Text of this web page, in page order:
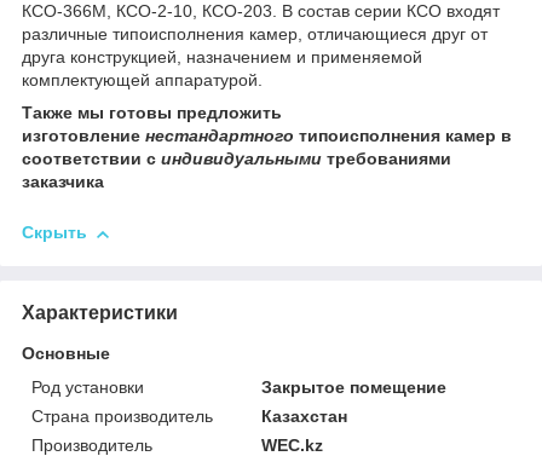
КСО-366М, КСО-2-10, КСО-203. В состав серии КСО входят
различные типоисполнения камер, отличающиеся друг от
друга конструкцией, назначением и применяемой
комплектующей аппаратурой.
Также мы готовы предложить
изготовление нестандартного типоисполнения камер в
соответствии с индивидуальными требованиями
заказчика
Скрыть
Характеристики
Основные
Род установки
Закрытое помещение
Страна производитель
Казахстан
Производитель
WEC.kz